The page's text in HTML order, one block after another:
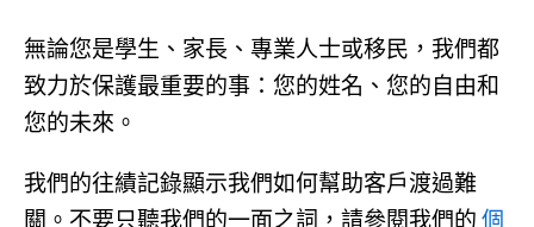
無論您是學生、家長、專業人士或移民，我們都
致力於保護最重要的事：您的姓名、您的自由和
您的未來。
我們的往績記錄顯示我們如何幫助客戶渡過難